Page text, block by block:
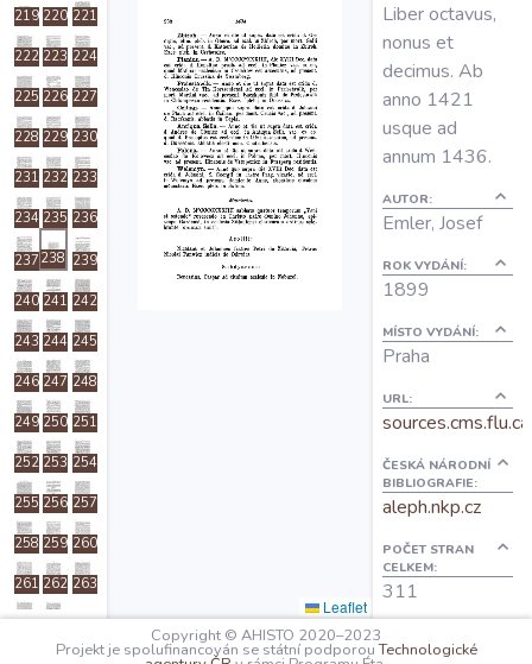
Mapy
O projektu
Autoři
Nápověda
219 220 221
222 223 224
225 226 227
228 229 230
231 232 233
234 235 236
237 238 239
240 241 242
243 244 245
246 247 248
249 250 251
252 253 254
255 256 257
258 259 260
261 262 263
264 265
Leaflet
Liber octavus,
nonus et
decimus. Ab
anno 1421
usque ad
annum 1436.
AUTOR:
Emler, Josef
ROK VYDÁNÍ:
1899
MÍSTO VYDÁNÍ:
Praha
URL:
ČESKÁ NÁRODNÍ
BIBLIOGRAFIE:
aleph.nkp.cz
POČET STRAN
CELKEM:
311
I: Titulus
Copyright © AHISTO 2020–2023
Projekt je spolufinancován se státní podporouTechnologické